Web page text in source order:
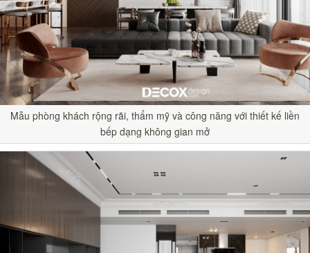
Mẫu phòng khách rộng rãi, thẩm mỹ và công năng với thiết kế liền
bếp dạng không gian mở